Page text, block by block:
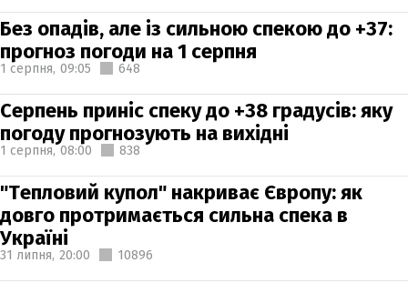
Без опадів, але із сильною спекою до +37:
прогноз погоди на 1 серпня
1 серпня, 09:05 648
Серпень приніс спеку до +38 градусів: яку
погоду прогнозують на вихідні
1 серпня, 08:00 838
"Тепловий купол" накриває Європу: як
довго протримається сильна спека в
Україні
31 липня, 20:00 10896